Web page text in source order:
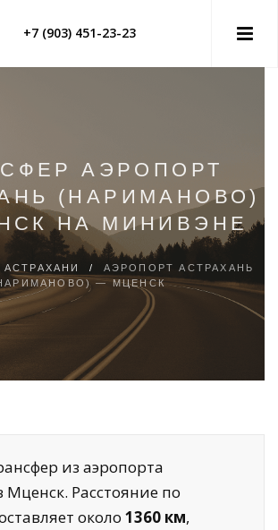
+7 (903) 451-23-23
АЭРОПОРТ
(НАРИМАНОВО)
НА МИНИВЭНЕ
АСТРАХАНИ / АЭРОПОРТ АСТРАХАНЬ
— МЦЕНСК
из аэропорта
Мценск. Расстояние по
около 1360 км,